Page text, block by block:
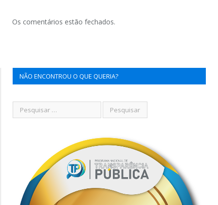
Os comentários estão fechados.
NÃO ENCONTROU O QUE QUERIA?